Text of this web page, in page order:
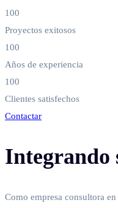
100
Proyectos exitosos
100
Años de experiencia
100
Clientes satisfechos
Contactar
Integrando
Como empresa consultora